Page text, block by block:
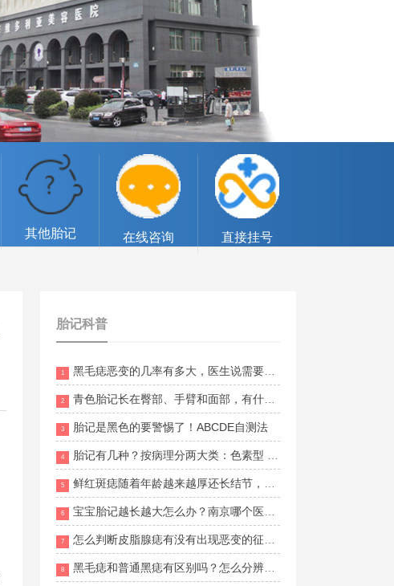
其他胎记 在线咨询 直接挂号
胎记科普
1 黑毛痣恶变的几率有多大，医生说需要切除
2 青色胎记长在臀部、手臂和面部，有什么不同意义？
3 胎记是黑色的要警惕了！ABCDE自测法
4 胎记有几种？按病理分两大类：色素型 vs 血管型
5 鲜红斑痣随着年龄越来越厚还长结节，什么方法改善更安全有效？南京胎记医院哪家口碑好？
6 宝宝胎记越长越大怎么办？南京哪个医生治疗经验比较丰富？
7 怎么判断皮脂腺痣有没有出现恶变的征兆？南京维多利亚胎记地址在哪里？
8 黑毛痣和普通黑痣有区别吗？怎么分辨两者的不同？南京哪家胎记医院比较好？